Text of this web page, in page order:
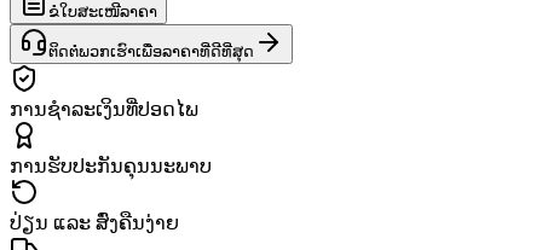
ຂໍໃບສະເໜີລາຄາ
ຕິດຕໍ່ພວກເຮົາເພື່ອລາຄາທີ່ດີທີ່ສຸດ
ການຊຳລະເງິນທີ່ປອດໄພ
ການຮັບປະກັນຄຸນນະພາບ
ປ່ຽນ ແລະ ສົ່ງຄືນງ່າຍ